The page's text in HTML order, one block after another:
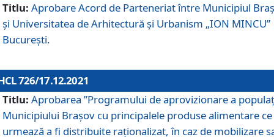
Titlu: Aprobare Acord de Parteneriat între Municipiul
și Universitatea de Arhitectură și Urbanism „ION MINCU”
București.
726/17.12.2021
Titlu: Aprobarea ”Programului de aprovizionare a
Municipiului Braşov cu principalele produse alimentare ce
urmează a fi distribuite raționalizat, în caz de mobilizare